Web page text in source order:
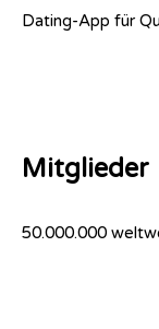
Dating-App für
Mitglieder
50.000.000